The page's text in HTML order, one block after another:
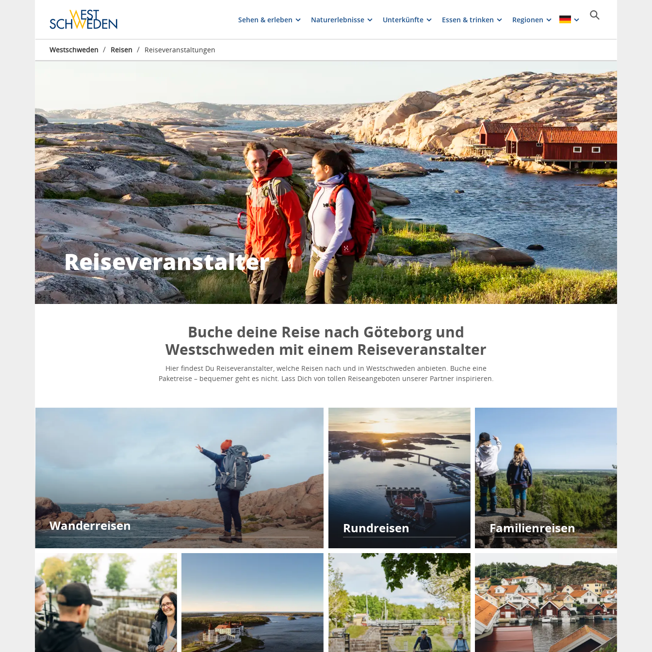
Sehen & erleben Naturerlebnisse Unterkünfte Essen & trinken Regionen
Westschweden / Reisen / Reiseveranstaltungen
Reiseveranstalter
Buche deine Reise nach Göteborg und
Westschweden mit einem Reiseveranstalter
Hier findest Du Reiseveranstalter, welche Reisen nach und in Westschweden anbieten. Buche eine
Paketreise – bequemer geht es nicht. Lass Dich von tollen Reiseangeboten unserer Partner inspirieren.
Wanderreisen Rundreisen Familienreisen